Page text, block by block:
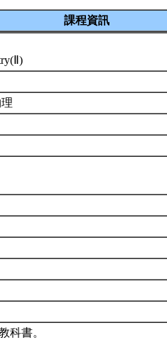
課程資訊
科書。